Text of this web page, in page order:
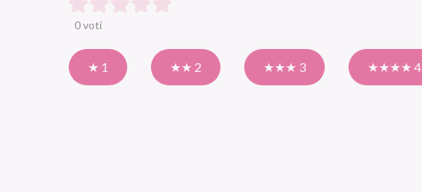
0 voti
★ 1 ★★ 2 ★★★ 3 ★★★★ 4